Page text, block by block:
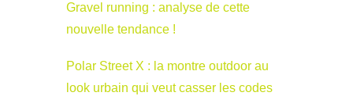
Gravel running : analyse de cette
nouvelle tendance !
Polar Street X : la montre outdoor au
look urbain qui veut casser les codes